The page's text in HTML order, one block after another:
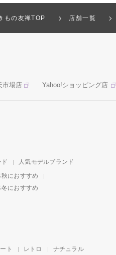
もの友禅TOP 店舗一覧
市場店 Yahoo!ショッピング店
人気モデルブランド
秋におすすめ
冬におすすめ
ト レトロ ナチュラル